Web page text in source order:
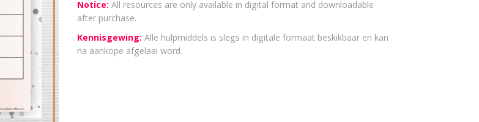
Notice: All resources are only available in digital format and downloadable
after purchase.
Kennisgewing: Alle hulpmiddels is slegs in digitale formaat beskikbaar en kan
na aankope afgelaai word.